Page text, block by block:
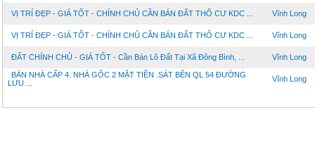
VỊ TRÍ ĐẸP - GIÁ TỐT - CHÍNH CHỦ CẦN BÁN ĐẤT THỔ CƯ KDC ... Vĩnh Long
VỊ TRÍ ĐẸP - GIÁ TỐT - CHÍNH CHỦ CẦN BÁN ĐẤT THỔ CƯ KDC ... Vĩnh Long
ĐẤT CHÍNH CHỦ - GIÁ TỐT - Cần Bán Lô Đất Tại Xã Đông Bình, ... Vĩnh Long
BÁN NHÀ CẤP 4. NHÀ GỐC 2 MẶT TIỀN .SÁT BÊN QL 54 ĐƯỜNG
LƯU ...
Vĩnh Long